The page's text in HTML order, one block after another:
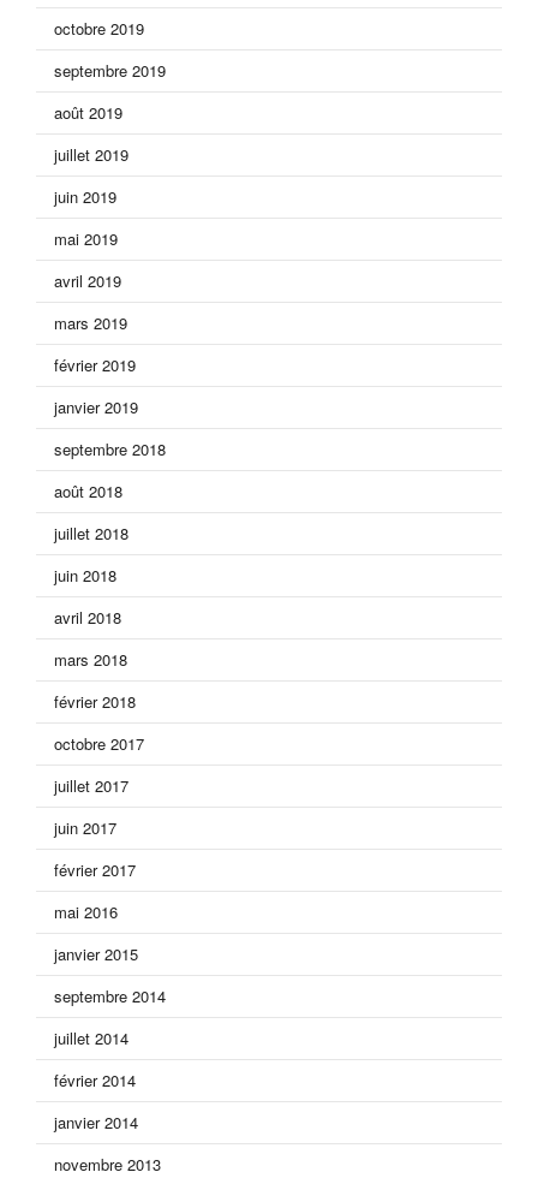
octobre 2019
septembre 2019
août 2019
juillet 2019
juin 2019
mai 2019
avril 2019
mars 2019
février 2019
janvier 2019
septembre 2018
août 2018
juillet 2018
juin 2018
avril 2018
mars 2018
février 2018
octobre 2017
juillet 2017
juin 2017
février 2017
mai 2016
janvier 2015
septembre 2014
juillet 2014
février 2014
janvier 2014
novembre 2013